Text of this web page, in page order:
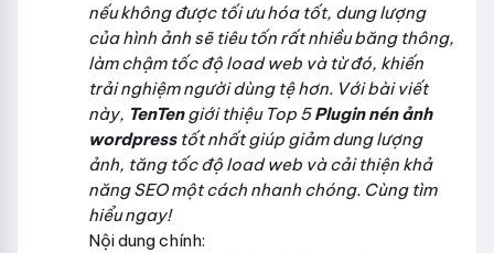
nếu không được tối ưu hóa tốt, dung lượng
của hình ảnh sẽ tiêu tốn rất nhiều băng thông,
làm chậm tốc độ load web và từ đó, khiến
trải nghiệm người dùng tệ hơn. Với bài viết
này, TenTengiới thiệu Top 5Plugin nén ảnh
wordpresstốt nhất giúp giảm dung lượng
ảnh, tăng tốc độ load web và cải thiện khả
năng SEO một cách nhanh chóng. Cùng tìm
hiểu ngay!
Nội dung chính: